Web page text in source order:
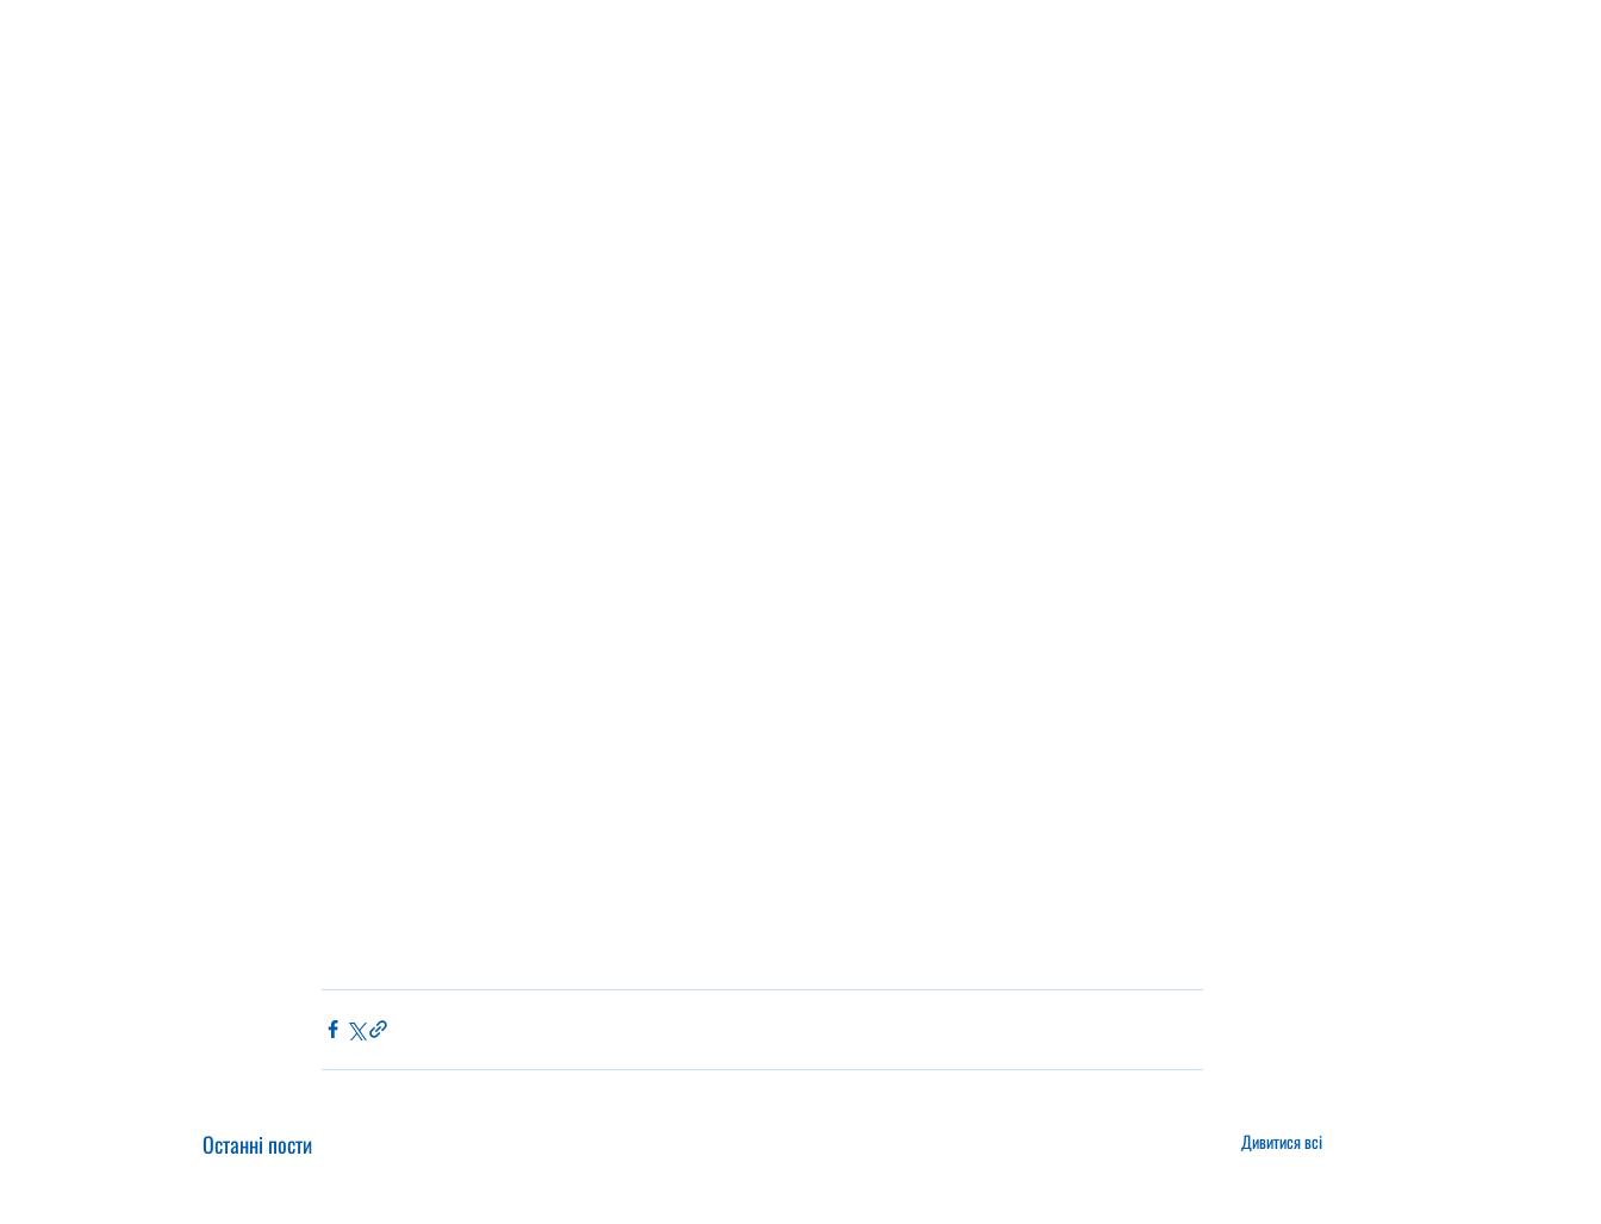
Останні пости Дивитися всі